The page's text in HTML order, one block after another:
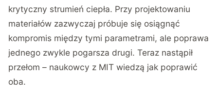
krytyczny strumień ciepła. Przy projektowaniu
materiałów zazwyczaj próbuje się osiągnąć
kompromis między tymi parametrami, ale poprawa
jednego zwykle pogarsza drugi. Teraz nastąpił
przełom – naukowcy z MIT wiedzą jak poprawić
oba.